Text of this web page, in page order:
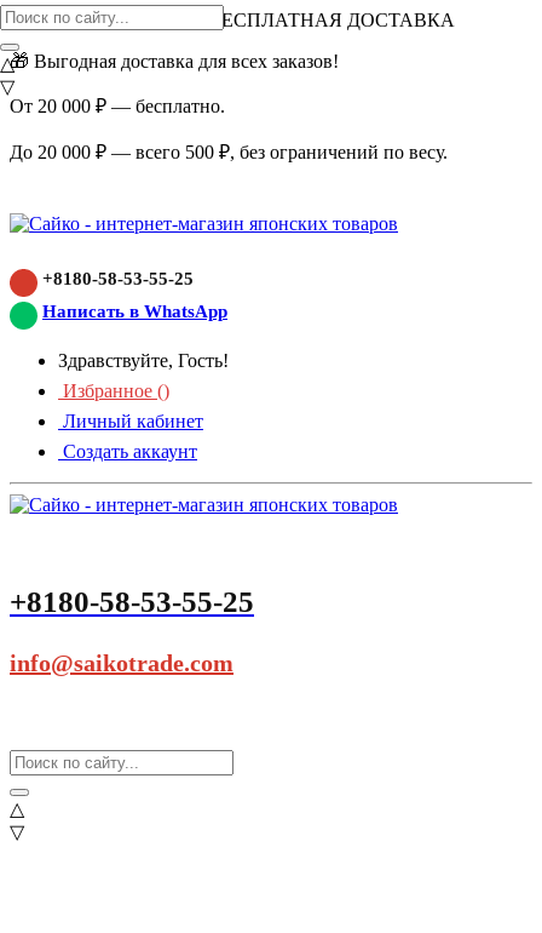
ВНИМАНИЕ АКЦИЯ!
БЕСПЛАТНАЯ ДОСТАВКА
🎁 Выгодная доставка для всех заказов!
От 20 000 ₽ — бесплатно.
До 20 000 ₽ — всего 500 ₽, без ограничений по весу.
+8180-58-53-55-25
Написать в WhatsApp
Здравствуйте, Гость!
Избранное ()
Личный кабинет
Создать аккаунт
+8180-58-53-55-25
info@saikotrade.com
△
▽
△
▽